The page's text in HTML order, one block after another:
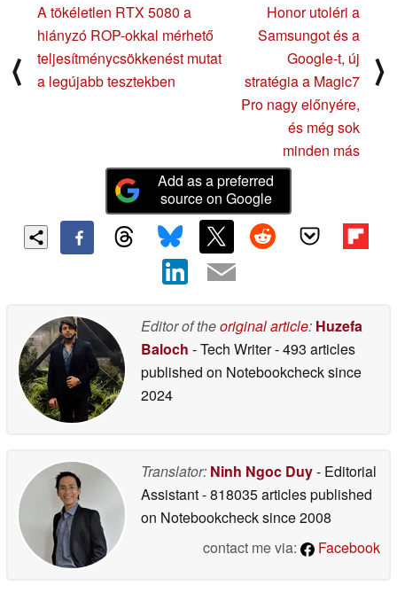
⟨
A tökéletlen RTX 5080 a
hiányzó ROP-okkal mérhető
teljesítménycsökkenést mutat
a legújabb tesztekben
Honor utoléri a
Samsungot és a
Google-t, új
stratégia a Magic7
Pro nagy előnyére,
és még sok
minden más
⟩
Add as a preferred
source on Google
Editor of theoriginal article: Huzefa
Baloch - Tech Writer- 493 articles
published on Notebookchecksince
2024
Translator: Ninh Ngoc Duy- Editorial
Assistant- 818035 articles published
on Notebookchecksince 2008
contact me via:
Facebook